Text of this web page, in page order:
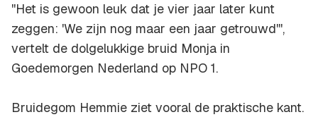
''Het is gewoon leuk dat je vier jaar later kunt
zeggen: 'We zijn nog maar een jaar getrouwd''',
vertelt de dolgelukkige bruid Monja in
Goedemorgen Nederland op NPO 1.
Bruidegom Hemmie ziet vooral de praktische kant.